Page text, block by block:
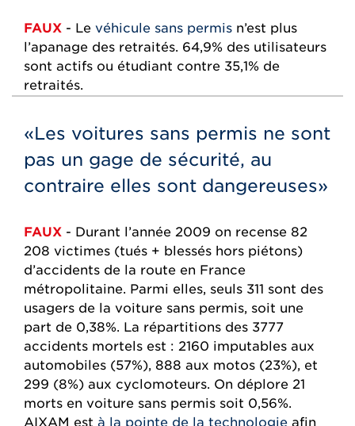
FAUX - Le véhicule sans permis n’est plus
l’apanage des retraités. 64,9% des utilisateurs
sont actifs ou étudiant contre 35,1% de
retraités.
«Les voitures sans permis ne sont
pas un gage de sécurité, au
contraire elles sont dangereuses»
FAUX - Durant l’année 2009 on recense 82
208 victimes (tués + blessés hors piétons)
d’accidents de la route en France
métropolitaine. Parmi elles, seuls 311 sont des
usagers de la voiture sans permis, soit une
part de 0,38%. La répartitions des 3777
accidents mortels est : 2160 imputables aux
automobiles (57%), 888 aux motos (23%), et
299 (8%) aux cyclomoteurs. On déplore 21
morts en voiture sans permis soit 0,56%.
AIXAM est à la pointe de la technologie afin